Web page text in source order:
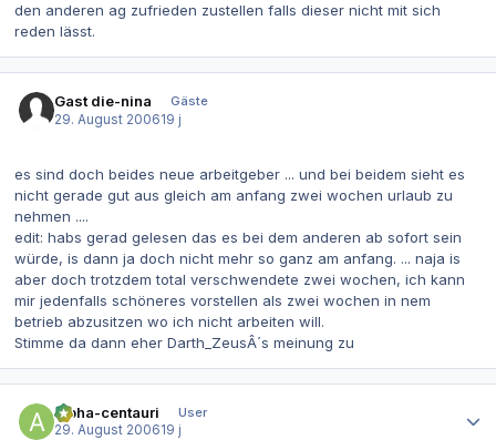
den anderen ag zufrieden zustellen falls dieser nicht mit sich
reden lässt.
Gast die-nina
Gäste
29. August 200619 j
es sind doch beides neue arbeitgeber ... und bei beidem sieht es
nicht gerade gut aus gleich am anfang zwei wochen urlaub zu
nehmen ....
edit: habs gerad gelesen das es bei dem anderen ab sofort sein
würde, is dann ja doch nicht mehr so ganz am anfang. ... naja is
aber doch trotzdem total verschwendete zwei wochen, ich kann
mir jedenfalls schöneres vorstellen als zwei wochen in nem
betrieb abzusitzen wo ich nicht arbeiten will.
Stimme da dann eher Darth_ZeusÂ´s meinung zu
alpha-centauri
User
29. August 200619 j